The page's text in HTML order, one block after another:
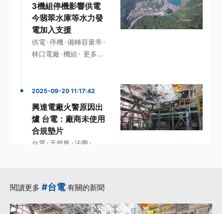
3機組停機影響供電
今翡翠水庫等水力發
電加入支援
供電·停機 ·備轉容量率·
林口電廠 ·機組 · 更多...
2025-09-20 11:17:42
興達電廠火警原因出
爐 台電：廠商未使用
合規墊片
台電· 天然氣 ·法蘭·
閱讀更多 #台電有關的新聞